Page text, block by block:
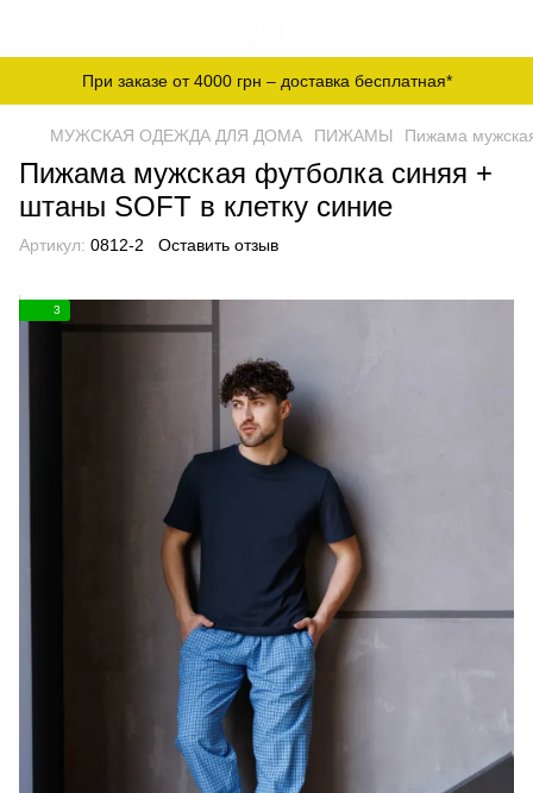
При заказе от 4000 грн – доставка бесплатная*
МУЖСКАЯ ОДЕЖДА ДЛЯ ДОМА ПИЖАМЫ Пижама
Пижама мужская футболка синяя +
штаны SOFT в клетку синие
Артикул: 0812-2 Оставить отзыв
3